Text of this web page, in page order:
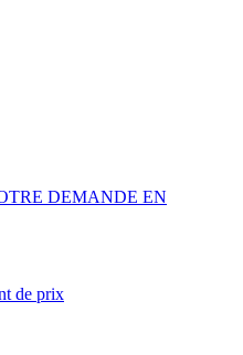
DEMANDE EN
de prix